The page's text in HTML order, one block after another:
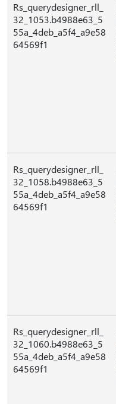
Rs_querydesigner_rll_
32_1053.b4988e63_5
55a_4deb_a5f4_a9e58
64569f1
Rs_querydesigner_rll_
32_1058.b4988e63_5
55a_4deb_a5f4_a9e58
64569f1
Rs_querydesigner_rll_
32_1060.b4988e63_5
55a_4deb_a5f4_a9e58
64569f1